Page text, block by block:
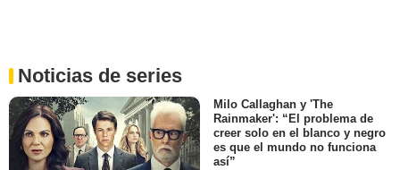
Noticias de series
Milo Callaghan y 'The
Rainmaker': “El problema de
creer solo en el blanco y negro
es que el mundo no funciona
así”